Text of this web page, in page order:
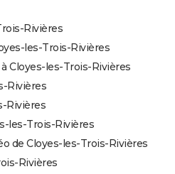
Rivières
les-Trois-Rivières
Cloyes-les-Trois-Rivières
Rivières
Rivières
les-Trois-Rivières
de Cloyes-les-Trois-Rivières
Rivières